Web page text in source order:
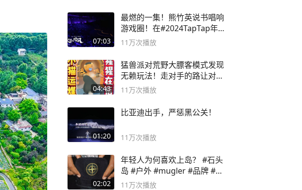
07:03
最燃的一集！熊竹英说书唱响
游戏圈！在#2024TapTap年
度游戏大赏
11万次播放
04:43
猛兽派对荒野大膘客模式发现
无赖玩法！走对手的路让对手
无路可走
11万次播放
01:20
比亚迪出手，严惩黑公关！
11万次播放
02:02
年轻人为何喜欢上岛？ #石头
岛 #户外 #mugler #品牌 #足
球流氓
11万次播放